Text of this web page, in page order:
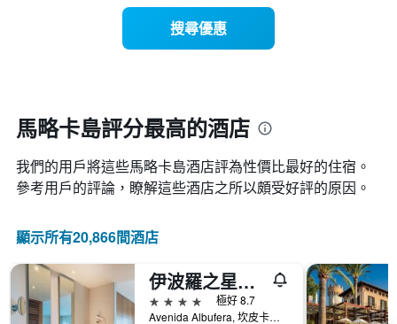
近，
房
的
變
況。
圖
表
有
1
搜尋優惠
馬略卡島評分最高的酒店
我們的用戶將這些馬略卡島​酒店評為性價比最好的住宿。
參考用戶的評論，瞭解這些酒店之所以頗受好評的原因。
顯示所有20,866間酒店
伊波羅之星穆羅海灘酒店 - 謬赫
4星級
極好 8.7
Avenida Albufera, 坎皮卡福特, 馬略卡島, 西班牙